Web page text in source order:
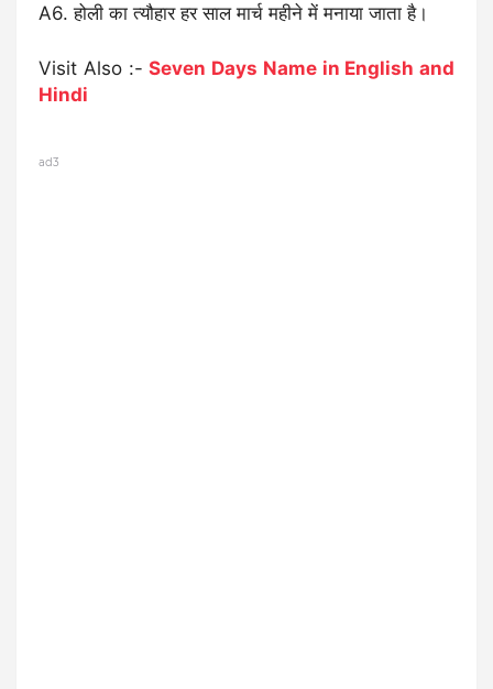
A6. होली का त्यौहार हर साल मार्च महीने में मनाया जाता है।
Visit Also :-Seven Days Name in English and
Hindi
ad3